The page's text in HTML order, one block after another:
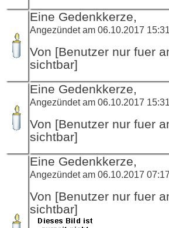
Eine Gedenkkerze,
Angezündet am 06.10.2017
Von [Benutzer nur fuer
sichtbar]
Eine Gedenkkerze,
Angezündet am 06.10.2017
Von [Benutzer nur fuer
sichtbar]
Eine Gedenkkerze,
Angezündet am 06.10.2017
Von [Benutzer nur fuer
sichtbar]